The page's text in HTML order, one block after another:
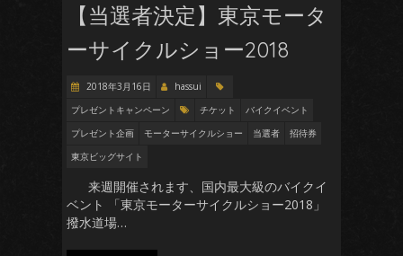
【当選者決定】東京モータ
ーサイクルショー2018
2018年3月16日
hassui
プレゼントキャンペーン
チケット
バイクイベント
プレゼント企画
モーターサイクルショー 当選者
招待券
東京ビッグサイト
来週開催されます、国内最大級のバイクイ
ベント 「東京モーターサイクルショー2018」
撥水道場…